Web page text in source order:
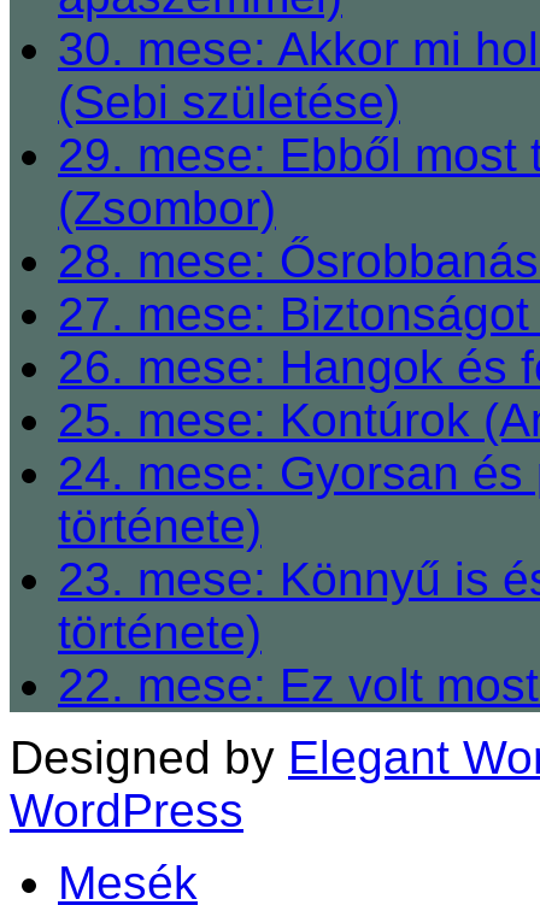
30. mese: Akkor mi
(Sebi születése)
29. mese: Ebből
(Zsombor)
28. mese:
27. mese:
26. mese: Hangok és
25. mese: Kontúrok
24. mese: Gyorsan
története)
23. mese: Könnyű is
története)
22. mese: Ez volt
Designed by Elegant
WordPress
Mesék